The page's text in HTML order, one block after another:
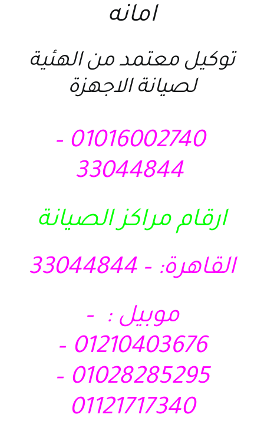
امانه
توكيل معتمد من الهئية
لصيانة الاجهزة
01016002740 –
33044844
ارقام مراكز الصيانة
القاهرة: – 33044844
موبيل : –
01210403676 –
01028285295 –
01121717340